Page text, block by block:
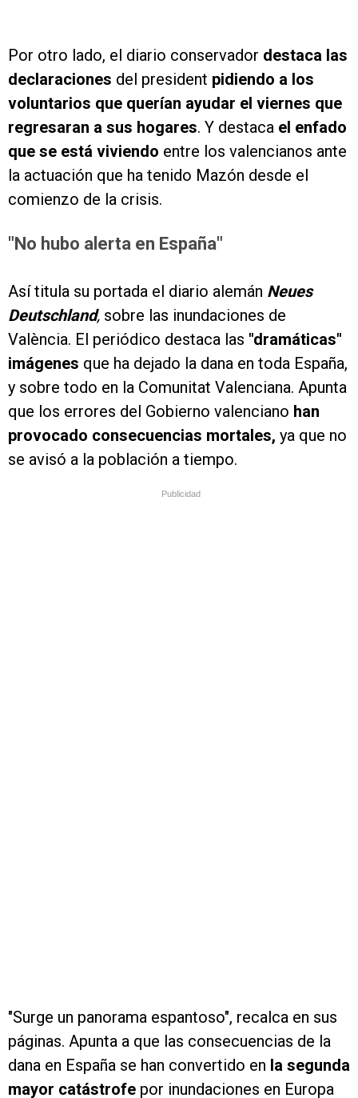
Por otro lado, el diario conservador destaca las
declaraciones del president pidiendo a los
voluntarios que querían ayudar el viernes que
regresaran a sus hogares. Y destaca el enfado
que se está viviendo entre los valencianos ante
la actuación que ha tenido Mazón desde el
comienzo de la crisis.
"No hubo alerta en España"
Así titula su portada el diario alemán Neues
Deutschland, sobre las inundaciones de
València. El periódico destaca las "dramáticas"
imágenes que ha dejado la dana en toda España,
y sobre todo en la Comunitat Valenciana. Apunta
que los errores del Gobierno valenciano han
provocado consecuencias mortales, ya que no
se avisó a la población a tiempo.
Publicidad
"Surge un panorama espantoso", recalca en sus
páginas. Apunta a que las consecuencias de la
dana en España se han convertido en la segunda
mayor catástrofe por inundaciones en Europa